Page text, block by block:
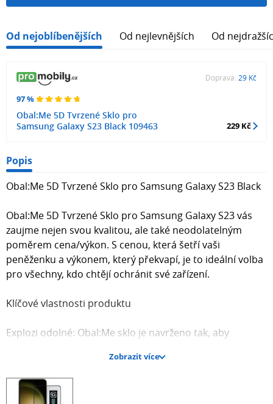
Od nejoblíbenějších Od nejlevnějších Od
97 %
Obal:Me 5D Tvrzené Sklo pro
Samsung Galaxy S23 Black 109463
Doprava: 29 Kč
229 Kč
Popis
Obal:Me 5D Tvrzené Sklo pro Samsung Galaxy S23 Black
Obal:Me 5D Tvrzené Sklo pro Samsung Galaxy S23 vás
zaujme nejen svou kvalitou, ale také neodolatelným
poměrem cena/výkon. S cenou, která šetří vaši
peněženku a výkonem, který překvapí, je to ideální volba
pro všechny, kdo chtějí ochránit své zařízení.
Klíčové vlastnosti produktu
Explozi odolné: Obal:Me sklo je navrženo tak, aby
před nečekanými událostmi jako jsou nárazy a pády.
Ochrana před nečekanými událostmi
Zobrazit více